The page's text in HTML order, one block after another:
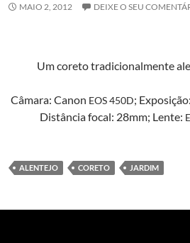
MAIO 2, 2012 DEIXE O SEU
Um core­to tradi­cional­mente
Câmara: Canon EOS450D;
Dis­tân­cia focal: 28mm; Lente:
ALENTEJO CORETO JARDIM